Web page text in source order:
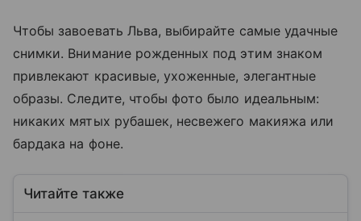
Чтобы завоевать Льва, выбирайте самые удачные
снимки. Внимание рожденных под этим знаком
привлекают красивые, ухоженные, элегантные
образы. Следите, чтобы фото было идеальным:
никаких мятых рубашек, несвежего макияжа или
бардака на фоне.
Читайте также